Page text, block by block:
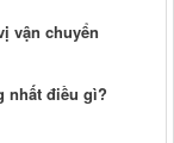
vận chuyển
nhất điều gì?